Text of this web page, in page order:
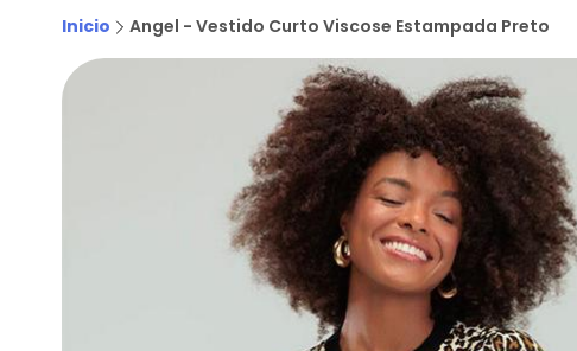
Inicio Angel - Vestido Curto Viscose Estampada Preto